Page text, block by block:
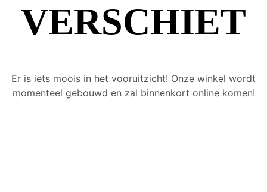
VERSCHIET
Er is iets moois in het vooruitzicht! Onze winkel wordt
momenteel gebouwd en zal binnenkort online komen!